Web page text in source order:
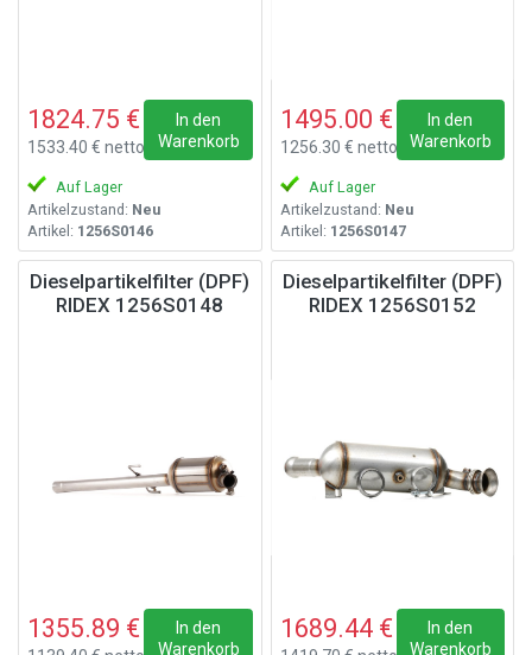
1824.75 €
1533.40 € netto
In den
Warenkorb
Auf Lager
Artikelzustand: Neu
Artikel: 1256S0146
1495.00 €
1256.30 € netto
In den
Warenkorb
Auf Lager
Artikelzustand: Neu
Artikel: 1256S0147
Dieselpartikelfilter (DPF)
RIDEX 1256S0148
1355.89 €
In den
Warenkorb
Dieselpartikelfilter (DPF)
RIDEX 1256S0152
1689.44 €
In den
Warenkorb